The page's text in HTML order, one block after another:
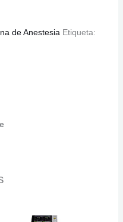
de Anestesia Etiqueta: